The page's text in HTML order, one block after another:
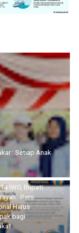
: Setiap Anak
IWO, Bupati
: Pers
Harus
bagi